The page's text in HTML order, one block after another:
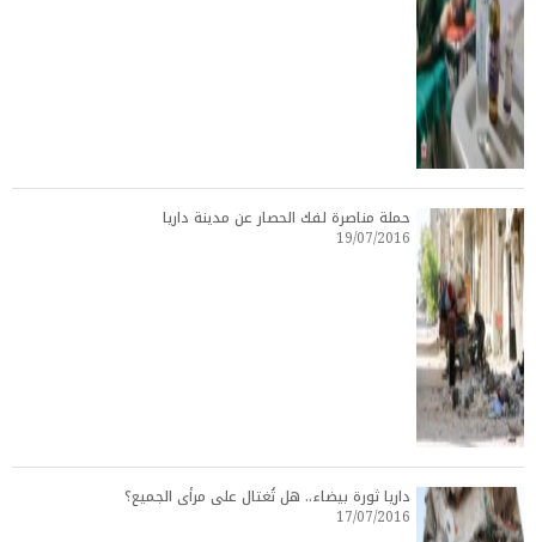
حملة مناصرة لفك الحصار عن مدينة داريا
19/07/2016
داريا ثورة بيضاء.. هل تُغتال على مرأى الجميع؟
17/07/2016